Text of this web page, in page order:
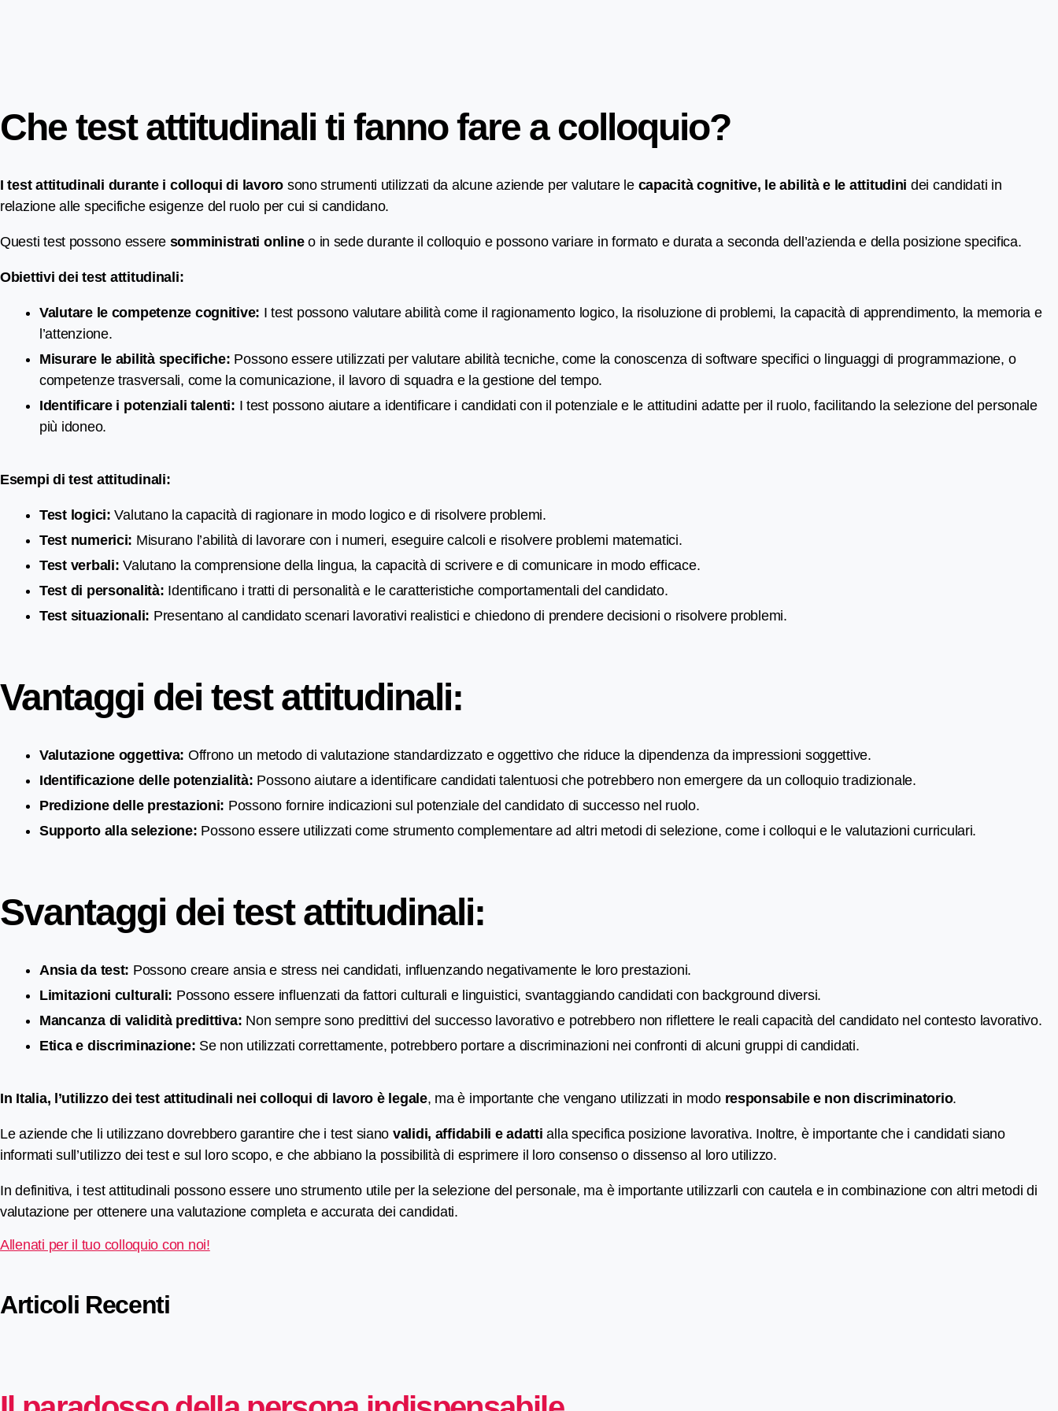
Che test attitudinali ti fanno fare a colloquio?
I test attitudinali durante i colloqui di lavoro sono strumenti utilizzati da alcune aziende per valutare le capacità cognitive, le abilità e le attitudini dei candidati in
relazione alle specifiche esigenze del ruolo per cui si candidano.
Questi test possono essere somministrati onlineo in sede durante il colloquio e possono variare in formato e durata a seconda dell’azienda e della posizione specifica.
Obiettivi dei test attitudinali:
Valutare le competenze cognitive: I test possono valutare abilità come il ragionamento logico, la risoluzione di problemi, la capacità di apprendimento, la memoria e
l’attenzione.
Misurare le abilità specifiche: Possono essere utilizzati per valutare abilità tecniche, come la conoscenza di software specifici o linguaggi di programmazione, o
competenze trasversali, come la comunicazione, il lavoro di squadra e la gestione del tempo.
Identificare i potenziali talenti: I test possono aiutare a identificare i candidati con il potenziale e le attitudini adatte per il ruolo, facilitando la selezione del personale
più idoneo.
Esempi di test attitudinali:
Test logici: Valutano la capacità di ragionare in modo logico e di risolvere problemi.
Test numerici: Misurano l’abilità di lavorare con i numeri, eseguire calcoli e risolvere problemi matematici.
Test verbali: Valutano la comprensione della lingua, la capacità di scrivere e di comunicare in modo efficace.
Test di personalità: Identificano i tratti di personalità e le caratteristiche comportamentali del candidato.
Test situazionali: Presentano al candidato scenari lavorativi realistici e chiedono di prendere decisioni o risolvere problemi.
Vantaggi dei test attitudinali:
Valutazione oggettiva: Offrono un metodo di valutazione standardizzato e oggettivo che riduce la dipendenza da impressioni soggettive.
Identificazione delle potenzialità: Possono aiutare a identificare candidati talentuosi che potrebbero non emergere da un colloquio tradizionale.
Predizione delle prestazioni: Possono fornire indicazioni sul potenziale del candidato di successo nel ruolo.
Supporto alla selezione: Possono essere utilizzati come strumento complementare ad altri metodi di selezione, come i colloqui e le valutazioni curriculari.
Svantaggi dei test attitudinali:
Ansia da test: Possono creare ansia e stress nei candidati, influenzando negativamente le loro prestazioni.
Limitazioni culturali: Possono essere influenzati da fattori culturali e linguistici, svantaggiando candidati con background diversi.
Mancanza di validità predittiva: Non sempre sono predittivi del successo lavorativo e potrebbero non riflettere le reali capacità del candidato nel contesto lavorativo.
Etica e discriminazione: Se non utilizzati correttamente, potrebbero portare a discriminazioni nei confronti di alcuni gruppi di candidati.
In Italia, l’utilizzo dei test attitudinali nei colloqui di lavoro è legale, ma è importante che vengano utilizzati in modo responsabile e non discriminatorio.
Le aziende che li utilizzano dovrebbero garantire che i test siano validi, affidabili e adatti alla specifica posizione lavorativa. Inoltre, è importante che i candidati siano
informati sull’utilizzo dei test e sul loro scopo, e che abbiano la possibilità di esprimere il loro consenso o dissenso al loro utilizzo.
In definitiva, i test attitudinali possono essere uno strumento utile per la selezione del personale, ma è importante utilizzarli con cautela e in combinazione con altri metodi di
valutazione per ottenere una valutazione completa e accurata dei candidati.
Allenati per il tuo colloquio con noi!
Articoli Recenti